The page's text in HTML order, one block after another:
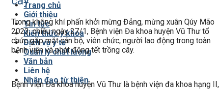
Trang chủ
Giới thiệu
Tin tức
Kiến thức y khoa
Dịch vụ y tế
Quản lý chất lượng
Văn bản
Liên hệ
Nhân đạo từ thiện
Trong không khí phấn khởi mừng Đảng, mừng xuân Qúy Mão
2023, chiều ngày 27/1, Bệnh viện Đa khoa huyện Vũ Thư tổ
chức gặp mặt cán bộ, viên chức, người lao động trong toàn
bệnh viện và phát động tết trồng cây.
Bệnh viện Đa khoa huyện Vũ Thư là bệnh viện đa khoa hạng II,